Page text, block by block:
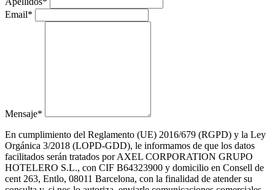
Email*
Mensaje*
En cumplimiento del Reglamento (UE) 2016/679 (RGPD) y la Ley
Orgánica 3/2018 (LOPD-GDD), le informamos de que los datos
facilitados serán tratados por AXEL CORPORATION GRUPO
HOTELERO S.L., con CIF B64323900 y domicilio en Consell de
cent 263, Entlo, 08011 Barcelona, con la finalidad de atender su